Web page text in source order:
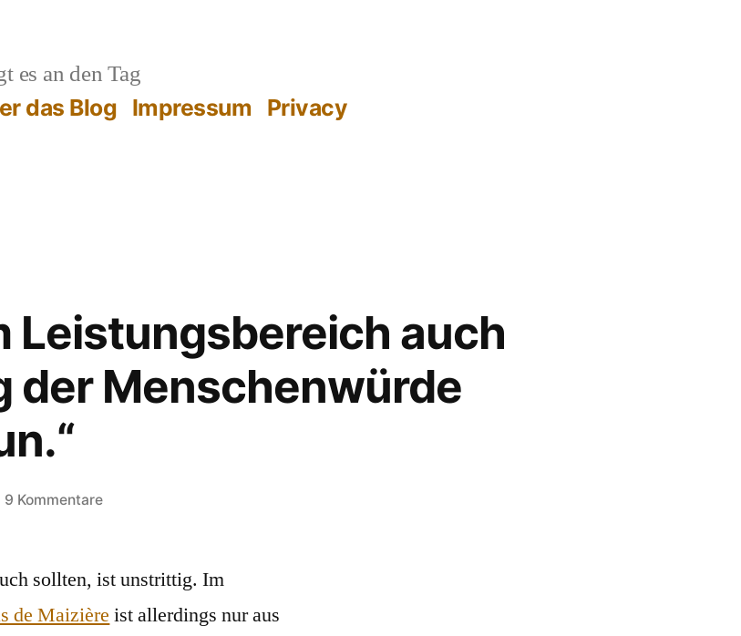
es an den Tag
das Blog Impressum Privacy
Leistungsbereich auch
der Menschenwürde
9 Kommentarezu
im
auch
sollten, ist unstrittig. Im
de Maizière ist allerdings nur aus